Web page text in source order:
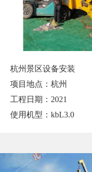
杭州景区设备安装
项目地点：杭州
工程日期：2021
使用机型：kbL3.0